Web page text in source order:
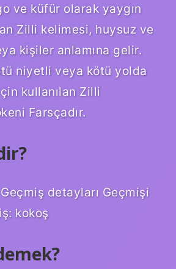
ve küfür olarak yaygın
Zilli kelimesi, huysuz ve
kişiler anlamına gelir.
niyetli veya kötü yolda
kullanılan Zilli
Farsçadır.
detayları Geçmişi
kokoş